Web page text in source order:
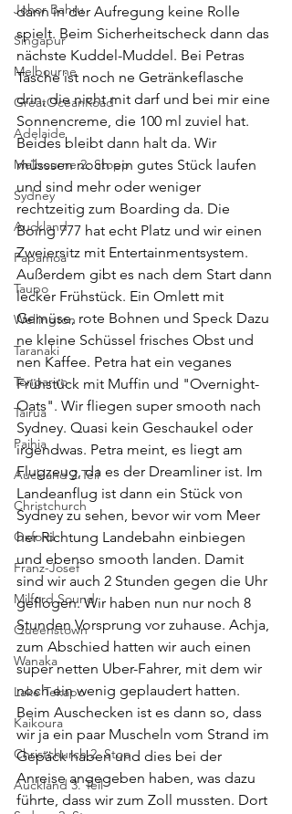
Johor Bahru
Singapur
Melbourne
GreatOceanRoad
Adelaide
Melbourne 2. Stopp
Sydney
Auckland
Papamoa
Taupo
Wellington
Taranaki
Tongariro
Tairua
Paihia
Auckland 2.Teil
Christchurch
Oxford
Franz-Josef
Milford Sound
Queenstown
Wanaka
Lake Tekapo
Kaikoura
Christchurch 2. Stop
Auckland 3. Teil
dann in der Aufregung keine Rolle
spielt. Beim Sicherheitscheck dann das
nächste Kuddel-Muddel. Bei Petras
Tasche ist noch ne Getränkeflasche
drin, die nicht mit darf und bei mir eine
Sonnencreme, die 100 ml zuviel hat.
Beides bleibt dann halt da. Wir
müsssen noch ein gutes Stück laufen
und sind mehr oder weniger
rechtzeitig zum Boarding da. Die
Boing 777 hat echt Platz und wir einen
Zweiersitz mit Entertainmentsystem.
Außerdem gibt es nach dem Start dann
lecker Frühstück. Ein Omlett mit
Gemüse, rote Bohnen und Speck Dazu
ne kleine Schüssel frisches Obst und
nen Kaffee. Petra hat ein veganes
Frühstück mit Muffin und "Overnight-
Oats". Wir fliegen super smooth nach
Sydney. Quasi kein Geschaukel oder
irgendwas. Petra meint, es liegt am
Flugzeug, da es der Dreamliner ist. Im
Landeanflug ist dann ein Stück von
Sydney zu sehen, bevor wir vom Meer
her Richtung Landebahn einbiegen
und ebenso smooth landen. Damit
sind wir auch 2 Stunden gegen die Uhr
geflogen. Wir haben nun nur noch 8
Stunden Vorsprung vor zuhause. Achja,
zum Abschied hatten wir auch einen
super netten Uber-Fahrer, mit dem wir
noch ein wenig geplaudert hatten.
Beim Auschecken ist es dann so, dass
wir ja ein paar Muscheln vom Strand im
Gepäck haben und dies bei der
Anreise angegeben haben, was dazu
führte, dass wir zum Zoll mussten. Dort